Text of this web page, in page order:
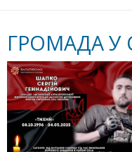
ГРОМАДА У